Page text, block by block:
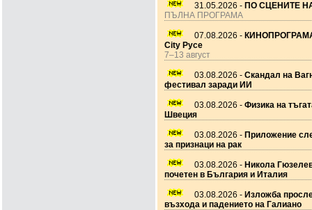
31.05.2026 - ПО СЦЕНИТЕ
ПЪЛНА ПРОГРАМА
07.08.2026 -
City Русе
7–13 август
03.08.2026 - Скандал на
фестивал заради ИИ
03.08.2026 - Физика на
Швеция
03.08.2026 - Приложение
за признаци на рак
03.08.2026 - Никола
почетен в България и Италия
03.08.2026 - Изложба
възхода и падението на Галиано